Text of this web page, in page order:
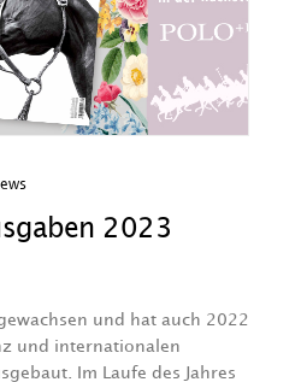
2023
und hat auch 2022
und internationalen
Im Laufe des Jahres